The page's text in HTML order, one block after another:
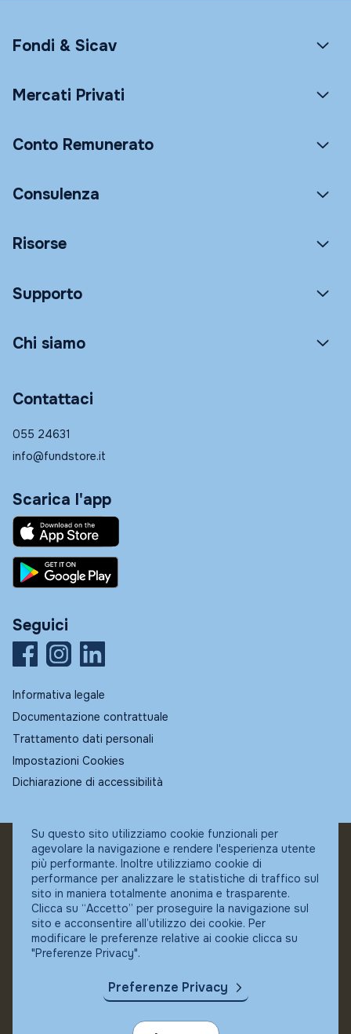
Fondi & Sicav
Mercati Privati
Conto Remunerato
Consulenza
Risorse
Supporto
Chi siamo
Contattaci
055 24631
info@fundstore.it
Scarica l'app
Seguici
Informativa legale
Documentazione contrattuale
Trattamento dati personali
Impostazioni Cookies
Dichiarazione di accessibilità
© Fundstore
Collocatore autorizzato:
Banca Ifigest SpA
P.Iva: 04337180485
Su questo sito utilizziamo cookie funzionali per
agevolare la navigazione e rendere l'esperienza utente
più performante. Inoltre utilizziamo cookie di
performance per analizzare le statistiche di traffico sul
sito in maniera totalmente anonima e trasparente.
Clicca su “Accetto” per proseguire la navigazione sul
sito e acconsentire all’utilizzo dei cookie. Per
modificare le preferenze relative ai cookie clicca su
"Preferenze Privacy".
Preferenze Privacy